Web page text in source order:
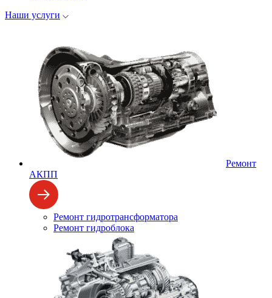
Наши услуги
Ремонт
АКПП
Ремонт гидротрансформатора
Ремонт гидроблока